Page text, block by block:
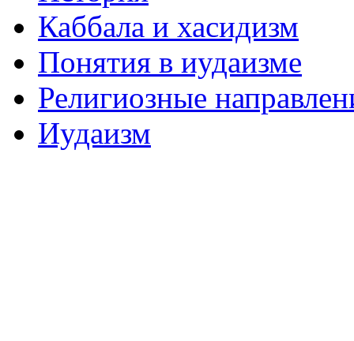
Каббала и хасидизм
Понятия в иудаизме
Религиозные
Иудаизм